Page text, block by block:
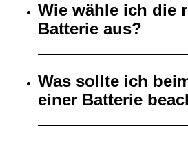
Wie wähle ich die
Batterie aus?
Was sollte ich
einer Batterie